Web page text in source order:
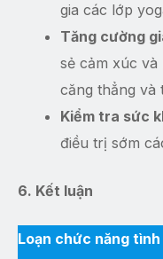
gia các lớp
Tăng cường
sẻ cảm xúc
căng thẳng và
Kiểm tra sức
điều trị sớm
6. Kết luận
Loạn chức năng